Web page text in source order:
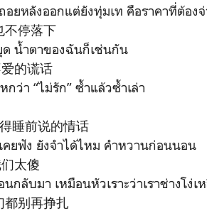
อยหลังออกแต่ยังทุ่มเท คือราคาที่ต้อง
不停落下
น้ำตาของฉันก็เช่นกัน
的谎话
ว่า “ไม่รัก” ซ้ำแล้วซ้ำเล่า
睡前说的情话
คยฟัง ยังจำได้ไหม คำหวานก่อนนอน
太傻
ลับมา เหมือนหัวเราะว่าเราช่างโง่เ
都别再挣扎